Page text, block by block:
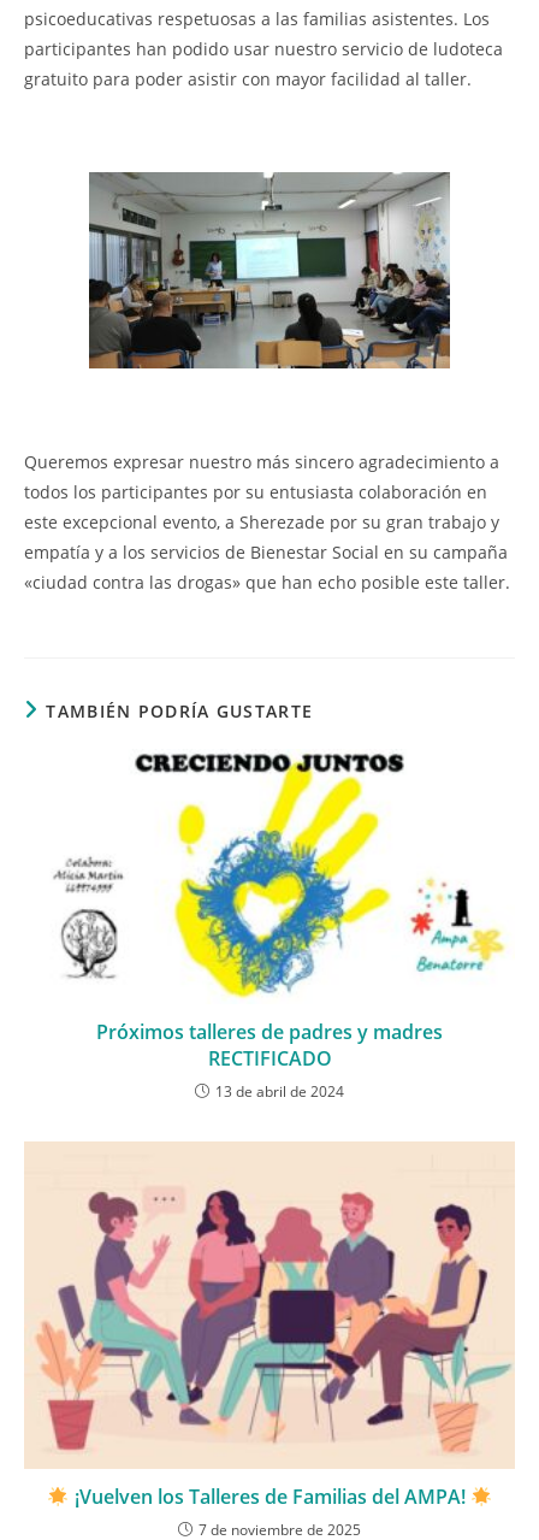
psicoeducativas respetuosas a las familias asistentes. Los
participantes han podido usar nuestro servicio de ludoteca
gratuito para poder asistir con mayor facilidad al taller.
Queremos expresar nuestro más sincero agradecimiento a
todos los participantes por su entusiasta colaboración en
este excepcional evento, a Sherezade por su gran trabajo y
empatía y a los servicios de Bienestar Social en su campaña
«ciudad contra las drogas» que han echo posible este taller.
TAMBIÉN PODRÍA GUSTARTE
Próximos talleres de padres y madres
RECTIFICADO
13 de abril de 2024
¡Vuelven los Talleres de Familias del AMPA!
7 de noviembre de 2025